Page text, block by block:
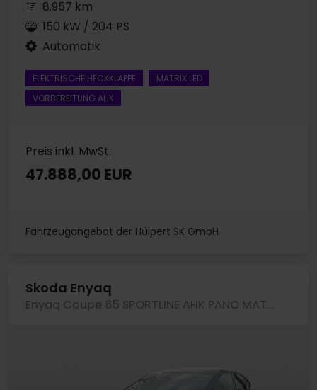
8.957 km
150 kW / 204 PS
Automatik
ELEKTRISCHE HECKKLAPPE
MATRIX LED
VORBEREITUNG AHK
Preis inkl. MwSt.
47.888,00 EUR
Fahrzeugangebot der Hülpert SK GmbH
Skoda Enyaq
Enyaq Coupe 85 SPORTLINE AHK PANO MATRIXLED LM20